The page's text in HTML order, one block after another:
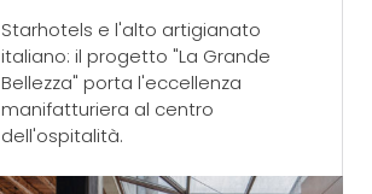
Starhotels e l'alto artigianato
italiano: il progetto "La Grande
Bellezza" porta l'eccellenza
manifatturiera al centro
dell'ospitalità.